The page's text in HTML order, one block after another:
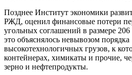
Позднее Институт экономики
РЖД, оценил финансовые потери
угольных соглашений в размере
это объяснялось невывозом
высокотехнологичных грузов, к
контейнерах, химикаты и прочие,
зерно и нефтепродукты.